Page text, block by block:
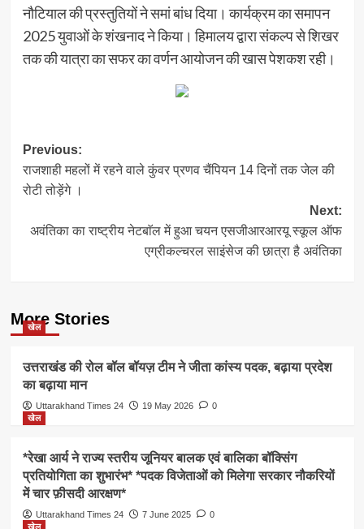
नौटियाल की प्रस्तुतियों ने समां बांध दिया। कार्यक्रम का समापन
2025 युवाओं के शंखनाद ने किया। हिमालय द्वारा संकल्प से शिखर
तक की यात्रा का सफर का वर्णन आयोजन की खास पेशकश रही।
Post
navigation
Previous:
राजशाही महलों में रहने वाले कुंवर प्रणव चैंपियन 14 दिनों तक जेल की
रोटी तोड़ेंगे ।
Next:
अवंतिका का राष्ट्रीय नेटबाॅल में हुआ चयन एसजीआरआरयू स्कूल ऑफ
एग्रीकल्चरल साइंसेज की छात्रा है अवंतिका
More Stories
खेल
उत्तराखंड की रोल बॉल बॉयज़ टीम ने जीता कांस्य पदक, बढ़ाया प्रदेश
का बढ़ाया मान
Uttarakhand Times 24 19 May 2026
0
खेल
*रेखा आर्य ने राज्य स्तरीय जूनियर बालक एवं बालिका बॉक्सिंग
प्रतियोगिता का शुभारंभ* *पदक विजेताओं को मिलेगा सरकार नौकरियों
में चार फ़ीसदी आरक्षण*
Uttarakhand Times 24 7 June 2025
0
खेल